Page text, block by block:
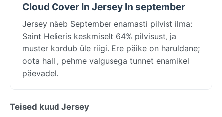
Cloud Cover In Jersey In september
Jersey näeb September enamasti pilvist ilma:
Saint Helieris keskmiselt 64% pilvisust, ja
muster kordub üle riigi. Ere päike on haruldane;
oota halli, pehme valgusega tunnet enamikel
päevadel.
Teised kuud Jersey